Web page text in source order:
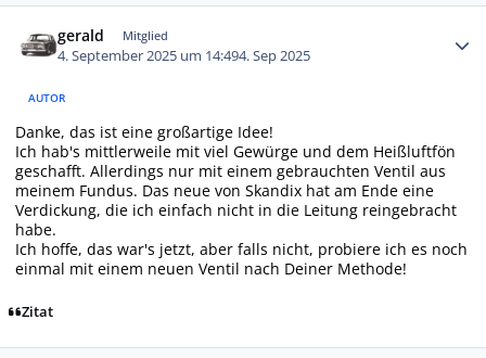
gerald Mitglied
4. September 2025 um 14:494. Sep 2025
AUTOR
Danke, das ist eine großartige Idee!
Ich hab's mittlerweile mit viel Gewürge und dem Heißluftfön
geschafft. Allerdings nur mit einem gebrauchten Ventil aus
meinem Fundus. Das neue von Skandix hat am Ende eine
Verdickung, die ich einfach nicht in die Leitung reingebracht
habe.
Ich hoffe, das war's jetzt, aber falls nicht, probiere ich es noch
einmal mit einem neuen Ventil nach Deiner Methode!
Zitat